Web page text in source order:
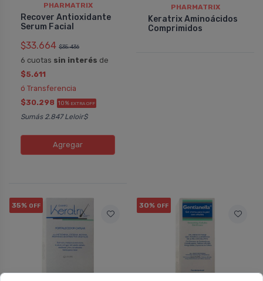
PHARMATRIX
Recover Antioxidante
Serum Facial
$33.664 $35.436
6 cuotas sin interés de
$5.611
ó Transferencia
$30.298 10% EXTRA OFF
Sumás 2.847 Leloir$
Agregar
PHARMATRIX
Keratrix Aminoácidos
Comprimidos
35% OFF 30% OFF